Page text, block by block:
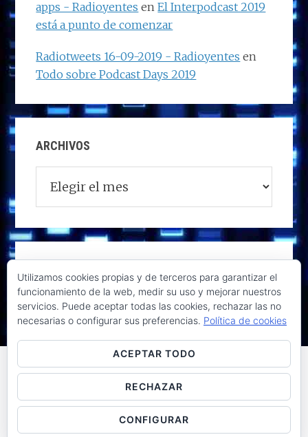
apps - Radioyentes enEl Interpodcast 2019
está a punto de comenzar
Radiotweets 16-09-2019 - Radioyentes en
Todo sobre Podcast Days 2019
ARCHIVOS
Raúl de la Puente - Derechos reservados© 2026 ·
Acceder
Utilizamos cookies propias y de terceros para garantizar el
funcionamiento de la web, medir su uso y mejorar nuestros
servicios. Puede aceptar todas las cookies, rechazar las no
necesarias o configurar sus preferencias. Política de cookies
ACEPTAR TODO
RECHAZAR
CONFIGURAR